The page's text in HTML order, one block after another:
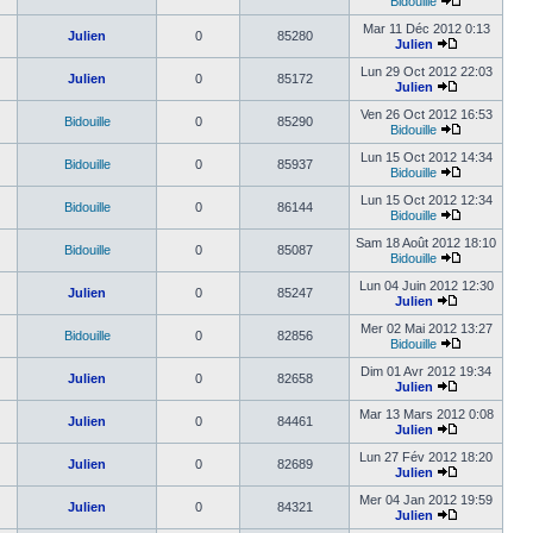
Julien 0 85280
Mar 11 Déc 2012 0:13
Julien
Julien 0 85172
Lun 29 Oct 2012 22:03
Julien
Bidouille 0 85290
Ven 26 Oct 2012 16:53
Bidouille
Bidouille 0 85937
Lun 15 Oct 2012 14:34
Bidouille
Bidouille 0 86144
Lun 15 Oct 2012 12:34
Bidouille
Bidouille 0 85087
Sam 18 Août 2012 18:10
Bidouille
Julien 0 85247
Lun 04 Juin 2012 12:30
Julien
Bidouille 0 82856
Mer 02 Mai 2012 13:27
Bidouille
Julien 0 82658
Dim 01 Avr 2012 19:34
Julien
Julien 0 84461
Mar 13 Mars 2012 0:08
Julien
Julien 0 82689
Lun 27 Fév 2012 18:20
Julien
Julien 0 84321
Mer 04 Jan 2012 19:59
Julien